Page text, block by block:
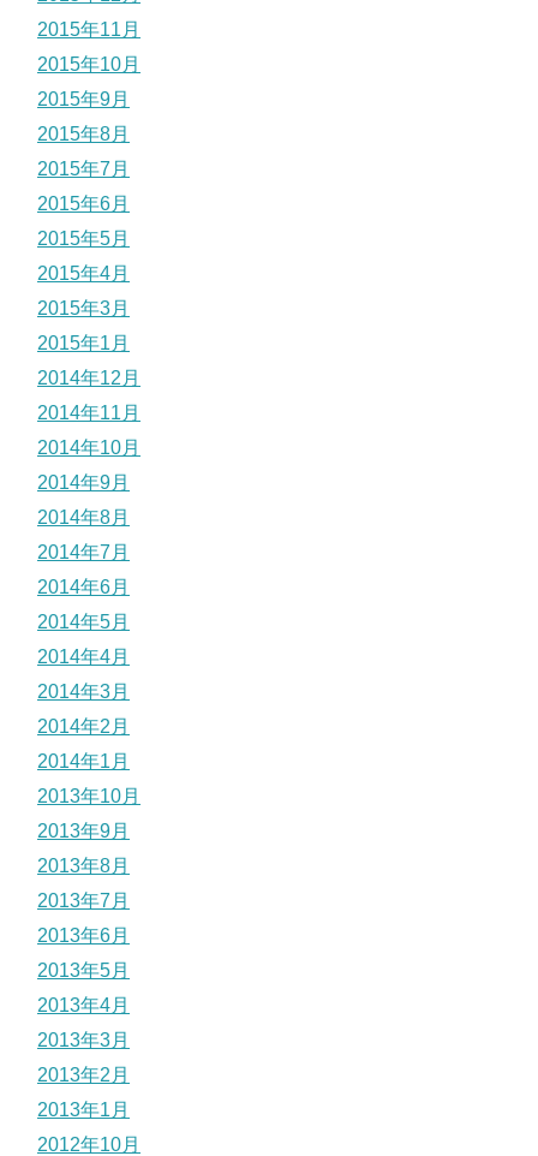
2015年11月
2015年10月
2015年9月
2015年8月
2015年7月
2015年6月
2015年5月
2015年4月
2015年3月
2015年1月
2014年12月
2014年11月
2014年10月
2014年9月
2014年8月
2014年7月
2014年6月
2014年5月
2014年4月
2014年3月
2014年2月
2014年1月
2013年10月
2013年9月
2013年8月
2013年7月
2013年6月
2013年5月
2013年4月
2013年3月
2013年2月
2013年1月
2012年10月